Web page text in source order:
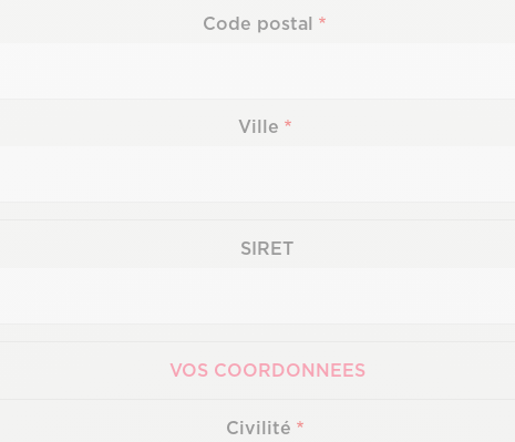
Code postal
Ville
SIRET
VOS COORDONNEES
Civilité